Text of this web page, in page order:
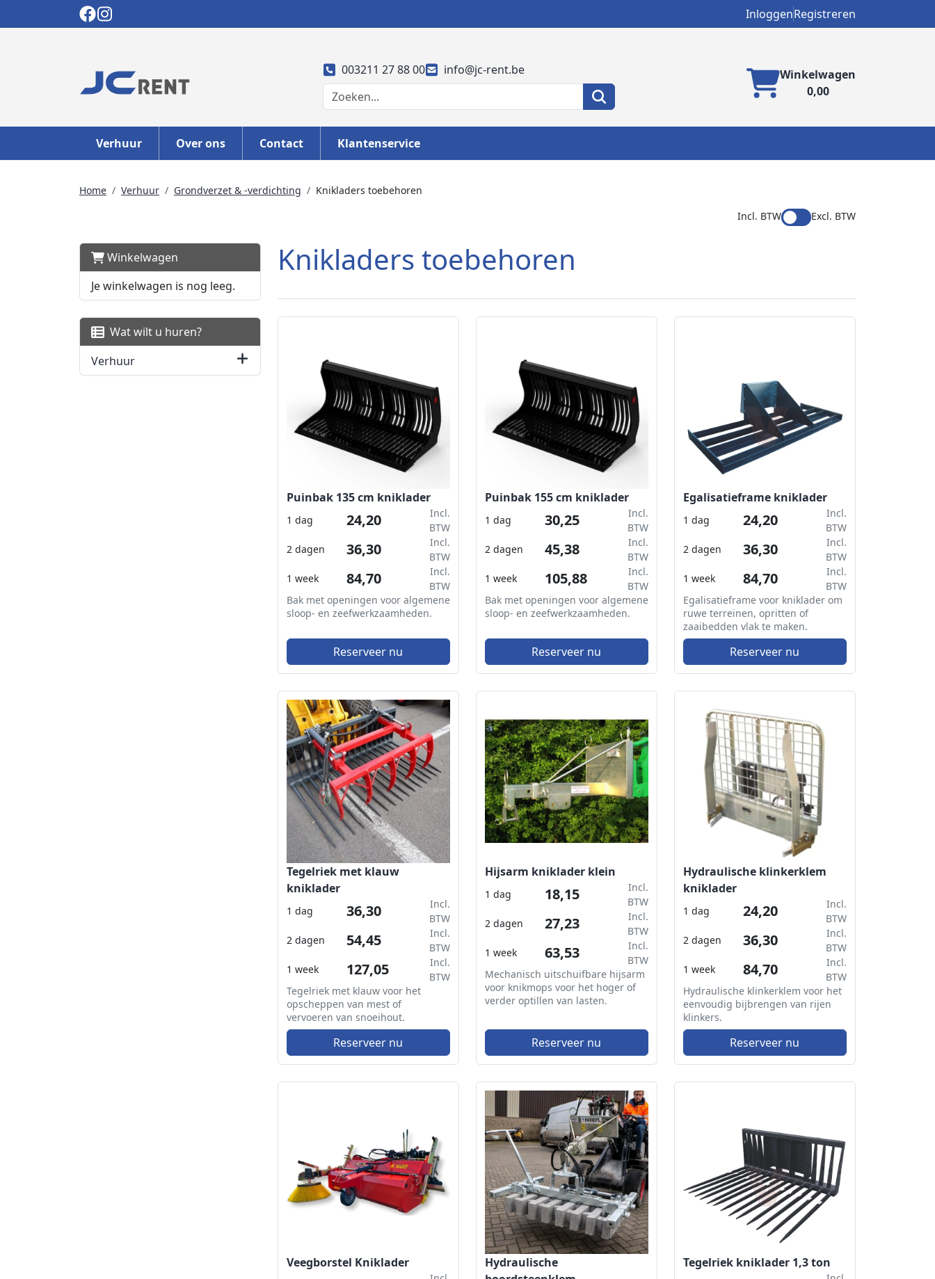
InloggenRegistreren
003211 27 88 00 info@jc-rent.be
Winkelwagen
0,00
Verhuur Over ons Contact Klantenservice
Home Verhuur Grondverzet & -verdichting
Knikladers toebehoren
Incl. BTW
Excl. BTW
Winkelwagen
Je winkelwagen is nog leeg.
Wat wilt u huren?
Verhuur
Knikladers toebehoren
Puinbak 135 cm kniklader
1 dag 24,20
Incl.
BTW
2 dagen
36,30
Incl.
BTW
1 week
84,70
Incl.
BTW
Bak met openingen voor algemene
sloop- en zeefwerkzaamheden.
Reserveer nu
Puinbak 155 cm kniklader
1 dag 30,25
Incl.
BTW
2 dagen
45,38
Incl.
BTW
1 week
105,88
Incl.
BTW
Bak met openingen voor algemene
sloop- en zeefwerkzaamheden.
Reserveer nu
Egalisatieframe kniklader
1 dag 24,20
Incl.
BTW
2 dagen
36,30
Incl.
BTW
1 week
84,70
Incl.
BTW
Egalisatieframe voor kniklader om
ruwe terreinen, opritten of
zaaibedden vlak te maken.
Reserveer nu
Tegelriek met klauw
kniklader
1 dag 36,30
Incl.
BTW
2 dagen
54,45
Incl.
BTW
1 week
127,05
Incl.
BTW
Tegelriek met klauw voor het
opscheppen van mest of
vervoeren van snoeihout.
Reserveer nu
Hijsarm kniklader klein
1 dag 18,15
Incl.
BTW
2 dagen
27,23
Incl.
BTW
1 week
63,53
Incl.
BTW
Mechanisch uitschuifbare hijsarm
voor knikmops voor het hoger of
verder optillen van lasten.
Reserveer nu
Hydraulische klinkerklem
kniklader
1 dag 24,20
Incl.
BTW
2 dagen
36,30
Incl.
BTW
1 week
84,70
Incl.
BTW
Hydraulische klinkerklem voor het
eenvoudig bijbrengen van rijen
klinkers.
Reserveer nu
Veegborstel Kniklader
Hydraulische
Tegelriek kniklader 1,3 ton